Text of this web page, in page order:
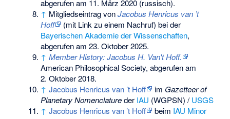
abgerufen am 11. März 2020 (russisch).
↑ Mitgliedseintrag vonJacobus Henricus van ’t
Hoff
(mit Link zu einem Nachruf) bei der
Bayerischen Akademie der Wissenschaften,
abgerufen am 23. Oktober 2025.
↑ Member History: Jacobus H. Van't Hoff.
American Philosophical Society, abgerufen am
2. Oktober 2018.
↑ Jacobus Henricus van ’t Hoff im Gazetteer of
Planetary Nomenclatureder IAU (WGPSN) /USGS
↑ Jacobus Henricus van ’t Hoff beim IAU Minor